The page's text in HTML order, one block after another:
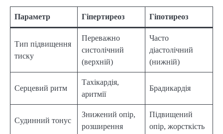
Параметр Гіпертиреоз Гіпотиреоз
Тип підвищення
тиску
Переважно
систолічний
(верхній)
Часто
діастолічний
(нижній)
Серцевий ритм
Тахікардія,
аритмії
Брадикардія
Судинний тонус
Знижений опір,
розширення
Підвищений
опір, жорсткість